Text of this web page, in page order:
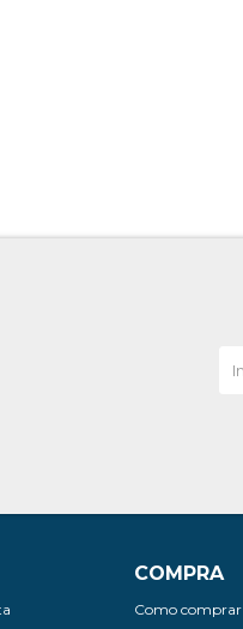
COMPRA
Como comprar